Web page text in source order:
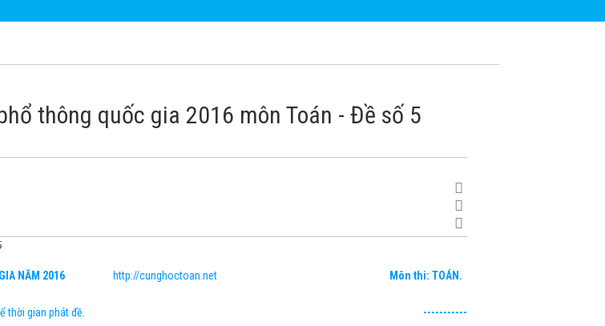
thông quốc gia 2016 môn Toán - Đề số 5
GIA NĂM 2016 http://cunghoctoan.net Môn thi: TOÁN.
thời gian phát đề.
-----------